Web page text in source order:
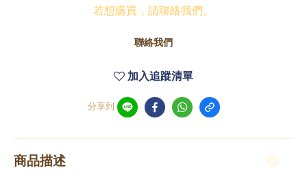
若想購買，請聯絡我們。
聯絡我們
加入追蹤清單
分享到
商品描述